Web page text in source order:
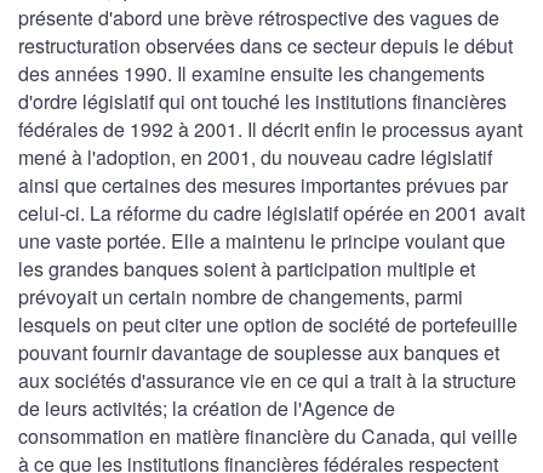
présente d'abord une brève rétrospective des vagues de
restructuration observées dans ce secteur depuis le début
des années 1990. Il examine ensuite les changements
d'ordre législatif qui ont touché les institutions financières
fédérales de 1992 à 2001. Il décrit enfin le processus ayant
mené à l'adoption, en 2001, du nouveau cadre législatif
ainsi que certaines des mesures importantes prévues par
celui-ci. La réforme du cadre législatif opérée en 2001 avait
une vaste portée. Elle a maintenu le principe voulant que
les grandes banques soient à participation multiple et
prévoyait un certain nombre de changements, parmi
lesquels on peut citer une option de société de portefeuille
pouvant fournir davantage de souplesse aux banques et
aux sociétés d'assurance vie en ce qui a trait à la structure
de leurs activités; la création de l'Agence de
consommation en matière financière du Canada, qui veille
à ce que les institutions financières fédérales respectent